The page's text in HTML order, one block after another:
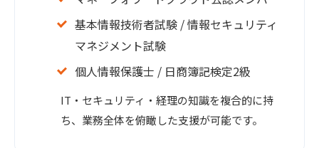
基本情報技術者試験 / 情報セキュリティ
マネジメント試験
個人情報保護士 / 日商簿記検定2級
IT・セキュリティ・経理の知識を複合的に持
ち、業務全体を俯瞰した支援が可能です。